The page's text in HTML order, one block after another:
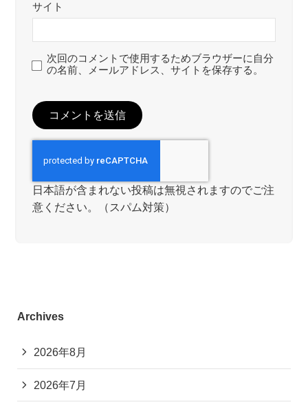
サイト
次回のコメントで使用するためブラウザーに自分
の名前、メールアドレス、サイトを保存する。
日本語が含まれない投稿は無視されますのでご注
意ください。（スパム対策）
Archives
2026年8月
2026年7月